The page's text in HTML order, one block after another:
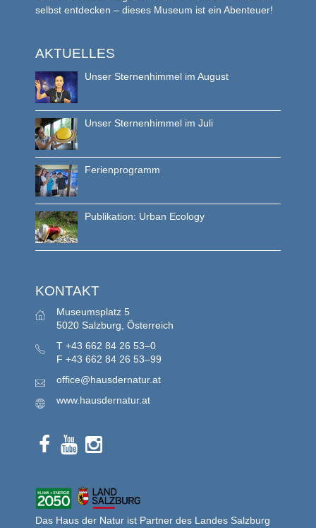
selbst entdecken – dieses Museum ist ein Abenteuer!
AKTUELLES
Unser Sternenhimmel im August
Unser Sternenhimmel im Juli
Ferienprogramm
Publikation: Urban Ecology
KONTAKT
Museumsplatz 5
5020 Salzburg, Österreich
T +43 662 84 26 53–0
F +43 662 84 26 53–99
office@hausdernatur.at
www.hausdernatur.at
Das Haus der Natur ist Partner des Landes Salzburg